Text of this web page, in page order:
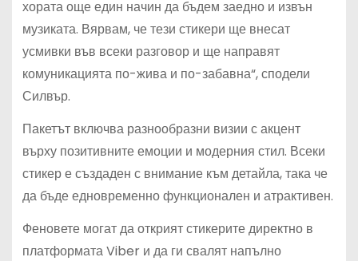
хората още един начин да бъдем заедно и извън
музиката. Вярвам, че тези стикери ще внесат
усмивки във всеки разговор и ще направят
комуникацията по-жива и по-забавна“, сподели
Силвър.
Пакетът включва разнообразни визии с акцент
върху позитивните емоции и модерния стил. Всеки
стикер е създаден с внимание към детайла, така че
да бъде едновременно функционален и атрактивен.
Феновете могат да открият стикерите директно в
платформата Viber и да ги свалят напълно